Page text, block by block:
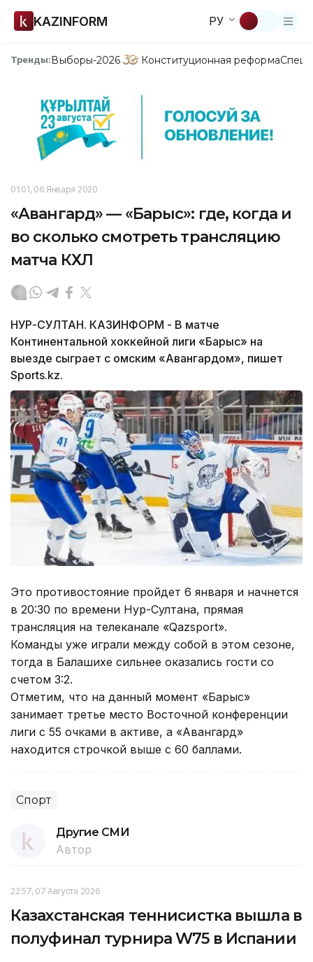
KAZINFORM РУ
Тренды:Выборы-2026 Конституционная реформа
01:01, 06 Января 2020
«Авангард» — «Барыс»: где, когда и
во сколько смотреть трансляцию
матча КХЛ
НУР-СУЛТАН. КАЗИНФОРМ - В матче
Континентальной хоккейной лиги «Барыс» на
выезде сыграет с омским «Авангардом», пишет
Sports.kz.
Это противостояние пройдет 6 января и начнется
в 20:30 по времени Нур-Султана, прямая
трансляция на телеканале «Qazsport».
Команды уже играли между собой в этом сезоне,
тогда в Балашихе сильнее оказались гости со
счетом 3:2.
Отметим, что на данный момент «Барыс»
занимает третье место Восточной конференции
лиги с 55 очками в активе, а «Авангард»
находится строчкой выше с 60 баллами.
Спорт
Другие СМИ
Автор
22:57, 07 Августа 2026
Казахстанская теннисистка вышла в
полуфинал турнира W75 в Испании